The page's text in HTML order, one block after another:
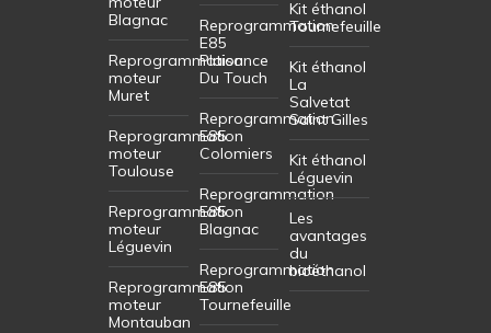
Blagnac
Reprogrammation
moteur
Muret
Reprogrammation
moteur
Toulouse
Reprogrammation
moteur
Léguevin
Reprogrammation
moteur
Montauban
Reprogrammation
E85
Plaisance
Du Touch
Reprogrammation
E85
Colomiers
Reprogrammation
E85
Blagnac
Reprogrammation
E85
Tournefeuille
Kit éthanol
Tournefeuille
Kit éthanol
La
Salvetat
Saint Gilles
Kit éthanol
Léguevin
Les
avantages
du
bioéthanol